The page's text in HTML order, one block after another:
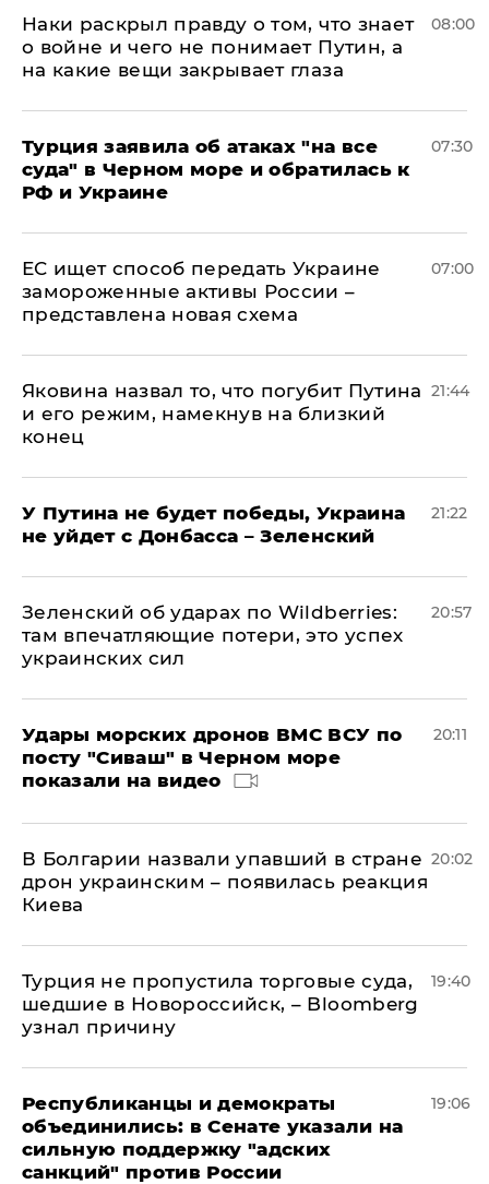
Наки раскрыл правду о том, что знает
о войне и чего не понимает Путин, а
на какие вещи закрывает глаза
08:00
Турция заявила об атаках "на все
суда" в Черном море и обратилась к
РФ и Украине
07:30
ЕС ищет способ передать Украине
замороженные активы России –
представлена новая схема
07:00
Яковина назвал то, что погубит Путина
и его режим, намекнув на близкий
конец
21:44
У Путина не будет победы, Украина
не уйдет с Донбасса – Зеленский
21:22
Зеленский об ударах по Wildberries:
там впечатляющие потери, это успех
украинских сил
20:57
Удары морских дронов ВМС ВСУ по
посту "Сиваш" в Черном море
показали на видео
20:11
В Болгарии назвали упавший в стране
дрон украинским – появилась реакция
Киева
20:02
Турция не пропустила торговые суда,
шедшие в Новороссийск, – Bloomberg
узнал причину
19:40
Республиканцы и демократы
объединились: в Сенате указали на
сильную поддержку "адских
санкций" против России
19:06